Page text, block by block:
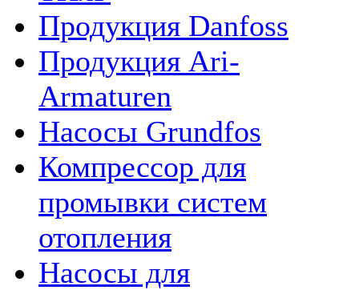
Продукция Danfoss
Продукция Ari-
Armaturen
Насосы Grundfos
Компрессор для
промывки систем
отопления
Насосы для